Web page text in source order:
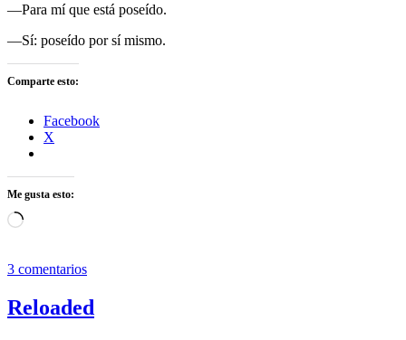
—Para mí que está poseído.
—Sí: poseído por sí mismo.
Comparte esto:
Facebook
X
Me gusta esto:
Cargando...
3 comentarios
Reloaded